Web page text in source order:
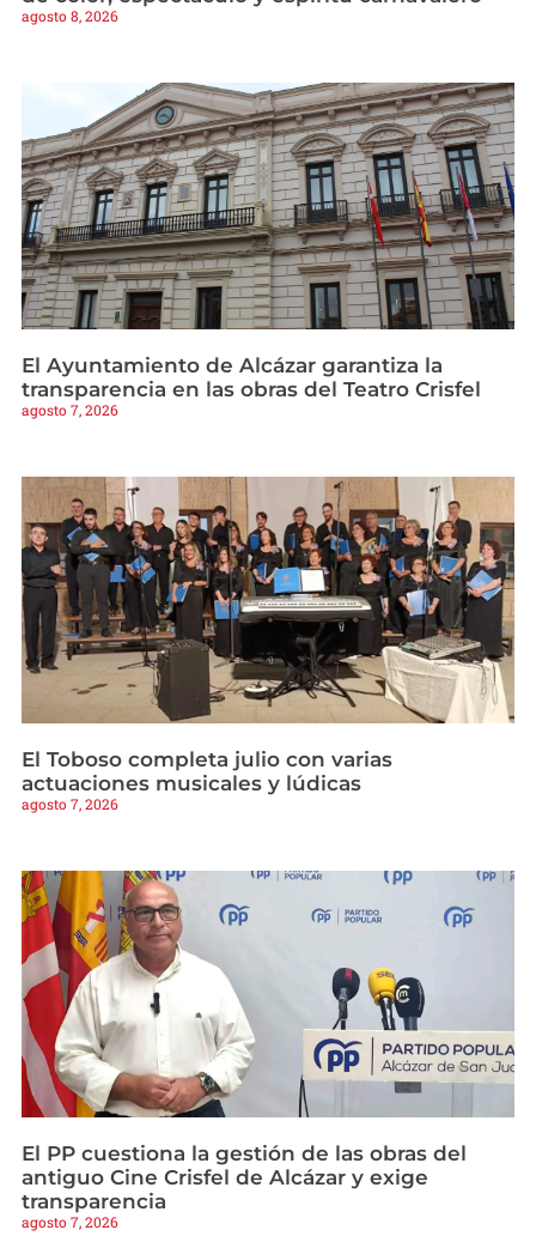
agosto 8, 2026
El Ayuntamiento de Alcázar garantiza la
transparencia en las obras del Teatro Crisfel
agosto 7, 2026
El Toboso completa julio con varias
actuaciones musicales y lúdicas
agosto 7, 2026
El PP cuestiona la gestión de las obras del
antiguo Cine Crisfel de Alcázar y exige
transparencia
agosto 7, 2026